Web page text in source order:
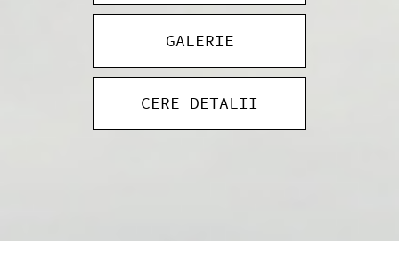
GALERIE
CERE DETALII